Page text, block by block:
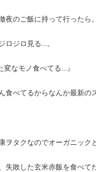
夜のご飯に持って行ったら。
ロジロ見る…。
変なモノ食べてる…』
食べてるからなんか最新の
ヲタクなのでオーガニッ
失敗した玄米赤飯を食べて